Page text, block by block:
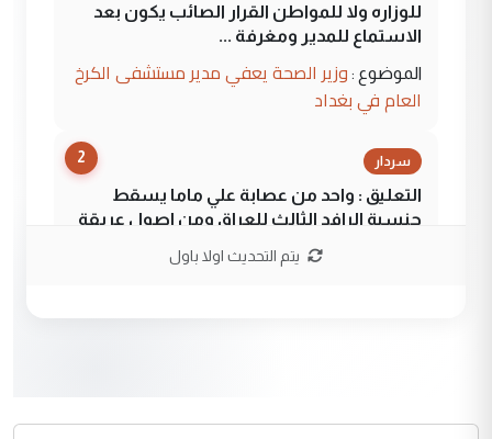
للوزاره ولا للمواطن القرار الصائب يكون بعد
الاستماع للمدير ومغرفة ...
الموضوع : وزير الصحة يعفي مدير مستشفى الكرخ
العام في بغداد
2 سردار
التعليق : واحد من عصابة علي ماما يسقط
جنسية الرافد الثالث للعراق ومن اصول عريقة
جنسية الرافد الثالث للعراق ومن اصول عريقة
يتم التحديث اولا باول